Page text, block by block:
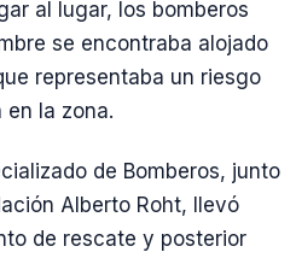
al lugar, los bomberos
se encontraba alojado
representaba un riesgo
en la zona.
de Bomberos, junto
Alberto Roht, llevó
de rescate y posterior